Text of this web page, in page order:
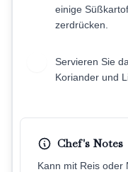
einige
zerdrücken.
Servieren Sie
Koriander und
Chef's Notes
Kann mit Reis oder